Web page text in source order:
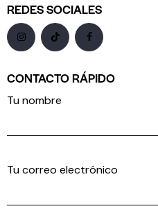
REDES SOCIALES
CONTACTO RÁPIDO
Tu nombre
Tu correo electrónico